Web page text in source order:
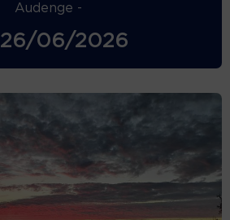
Audenge -
26/06/2026